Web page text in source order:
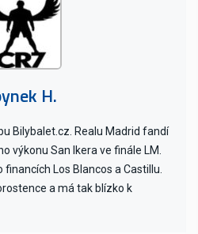
H.
Bilybalet.cz. Realu Madrid fandí
výkonu San Ikera ve finále LM.
Los Blancos a Castillu.
a má tak blízko k